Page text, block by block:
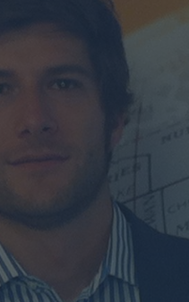
PERSONALIZABLE INSPIRADA EN
PARA TRANSFORMAR EL PATRIMONIO
PARAÍSO CANARIO EN SU ÚLTIMA
CONSTRUCCIÓN DE MARCA A LARGO
PARA LOPESAN HOTELS & RESORTS
DISFRUTA DOS VECES’, DE INUSUALY PARA
CREATIVE PARA ORANGE